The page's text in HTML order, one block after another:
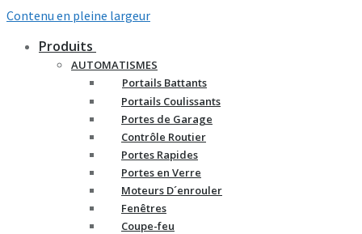
Contenu en pleine largeur
Produits
AUTOMATISMES
Portails Battants
Portails Coulissants
Portes de Garage
Contrôle Routier
Portes Rapides
Portes en Verre
Moteurs D´enrouler
Fenêtres
Coupe-feu